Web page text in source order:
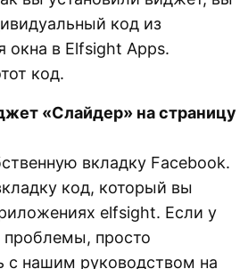
код из
окна в Elfsight Apps.
код.
«Слайдер» на страницу
вкладку Facebook.
код, который вы
elfsight. Если у
проблемы, просто
с нашим руководством на